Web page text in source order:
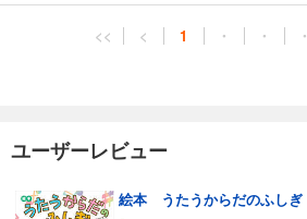
<< < 1 ・ ・ ・
ユーザーレビュー
絵本 うたうからだのふしぎ